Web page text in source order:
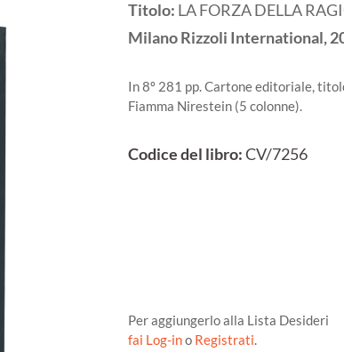
Titolo: LA FORZA DELLA
MilanoRizzoli International,
In 8º 281 pp. Cartone editoriale,
Fiamma Nirestein (5 colonne).
Codice del libro:CV/7256
Per aggiungerlo alla Lista Desideri
fai Log-ino Registrati.